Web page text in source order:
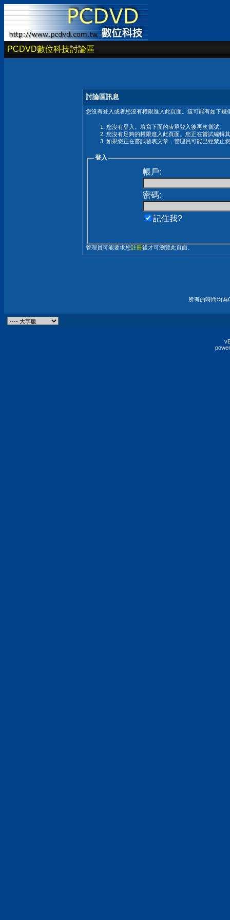
PCDVD數位科技討論區
討論區訊息
您沒有登入或者您沒有權限進入此頁面。這可能有如下幾
您沒有登入。填寫下面的表單登入後再次嘗試。
您沒有足夠的權限進入此頁面。您正在嘗試編輯
如果您正在嘗試發表文章，管理員可能已經禁止
登入
帳戶:
密碼:
記住我?
管理員可能要求您註冊後才可瀏覽此頁面。
所有的時間均為